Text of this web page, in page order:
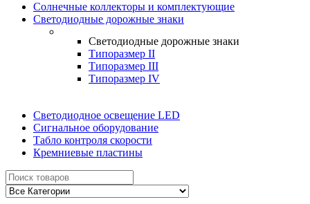
Солнечные коллекторы и комплектующие
Светодиодные дорожные знаки
Светодиодные дорожные знаки
Типоразмер II
Типоразмер III
Типоразмер IV
Светодиодное освещение LED
Сигнальное оборудование
Табло контроля скорости
Кремниевые пластины
Найти: